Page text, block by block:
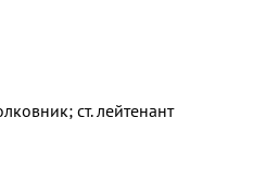
ст. лейтенант